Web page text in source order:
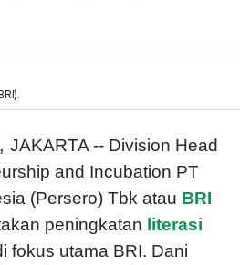
JAKARTA -- Division Head
and Incubation PT
(Persero) Tbk atau BRI
peningkatan literasi
fokus utama BRI. Dani